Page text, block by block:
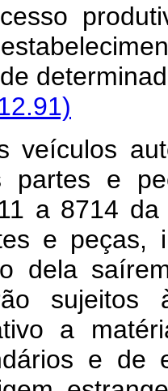
veículos
partes e
a 8714
e peças,
dela
a
e de